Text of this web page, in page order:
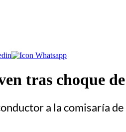
tras choque
a la comisaría